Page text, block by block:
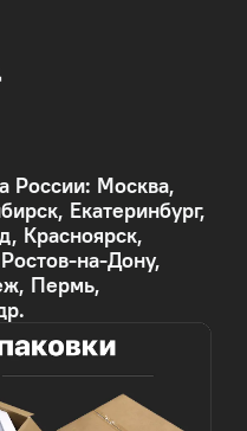
России: Москва,
Екатеринбург,
Красноярск,
на-Дону,
Пермь,